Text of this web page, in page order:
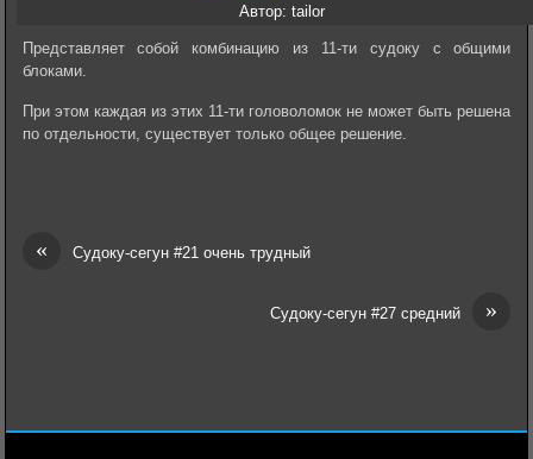
Автор: tailor
Представляет собой комбинацию из 11-ти судоку с общими
блоками.
При этом каждая из этих 11-ти головоломок не может быть решена
по отдельности, существует только общее решение.
« Судоку-сегун #21 очень трудный
»
Судоку-сегун #27 средний